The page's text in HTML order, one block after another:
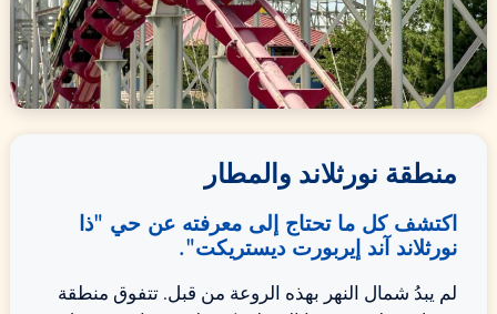
منطقة نورثلاند والمطار
اكتشف كل ما تحتاج إلى معرفته عن حي "ذا
نورثلاند آند إيربورت ديستريكت".
لم يبدُ شمال النهر بهذه الروعة من قبل. تتفوق منطقة